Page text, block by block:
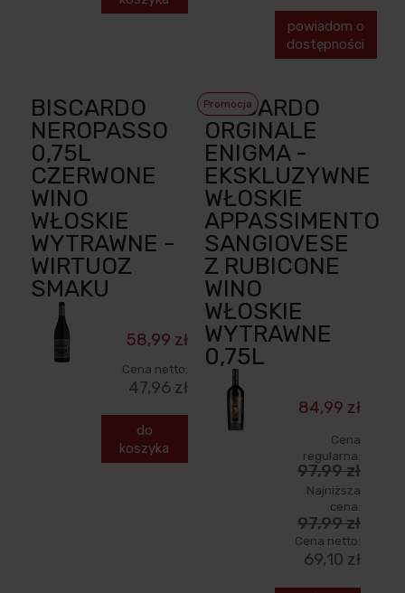
powiadom o
dostępności
BISCARDO
NEROPASSO
0,75L
CZERWONE
WINO
WŁOSKIE
WYTRAWNE -
WIRTUOZ
SMAKU
58,99 zł
Cena netto:
47,96 zł
do
koszyka
BISCARDO
ORGINALE
ENIGMA -
EKSKLUZYWNE
WŁOSKIE
APPASSIMENTO
SANGIOVESE
Z RUBICONE
WINO
WŁOSKIE
WYTRAWNE
0,75L
84,99 zł
Cena
regularna:
97,99 zł
Najniższa
cena:
97,99 zł
Cena netto:
69,10 zł
Promocja